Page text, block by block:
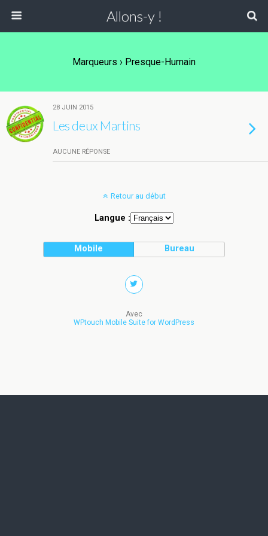
Allons-y !
Marqueurs › Presque-Humain
28 JUIN 2015
Les deux Martins
AUCUNE RÉPONSE
Retour au début
Langue :
Mobile Bureau
Avec
WPtouch Mobile Suite for WordPress